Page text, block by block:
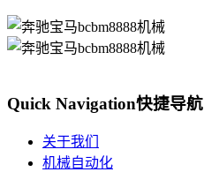
Quick Navigation快捷导航
关于我们
机械自动化